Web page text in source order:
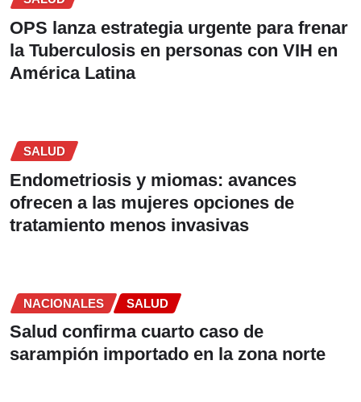
OPS lanza estrategia urgente para frenar
la Tuberculosis en personas con VIH en
América Latina
SALUD
Endometriosis y miomas: avances
ofrecen a las mujeres opciones de
tratamiento menos invasivas
NACIONALES SALUD
Salud confirma cuarto caso de
sarampión importado en la zona norte